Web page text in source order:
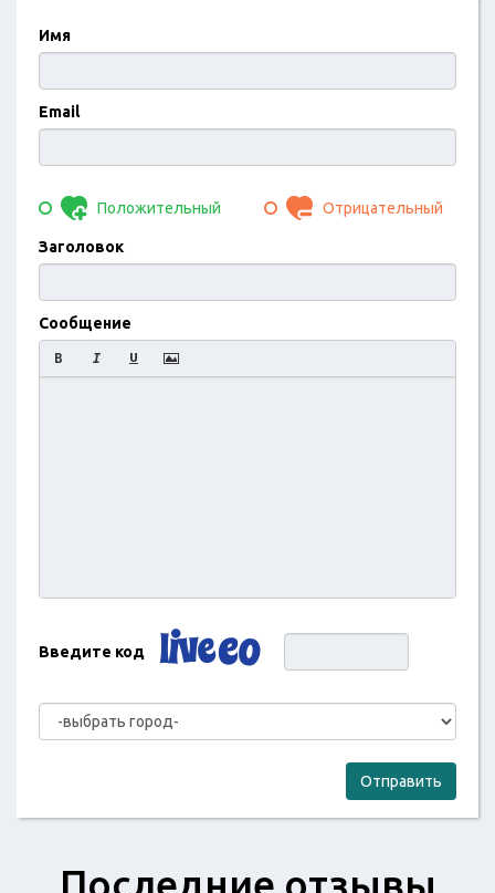
Имя
Email
Положительный Отрицательный
Заголовок
Сообщение
Введите код
Отправить
Последние отзывы